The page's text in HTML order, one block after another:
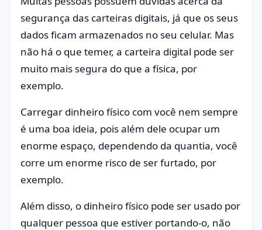
segurança das carteiras digitais, já que os seus
dados ficam armazenados no seu celular. Mas
não há o que temer, a carteira digital pode ser
muito mais segura do que a física, por
exemplo.
Carregar dinheiro físico com você nem sempre
é uma boa ideia, pois além dele ocupar um
enorme espaço, dependendo da quantia, você
corre um enorme risco de ser furtado, por
exemplo.
Além disso, o dinheiro físico pode ser usado por
qualquer pessoa que estiver portando-o, não